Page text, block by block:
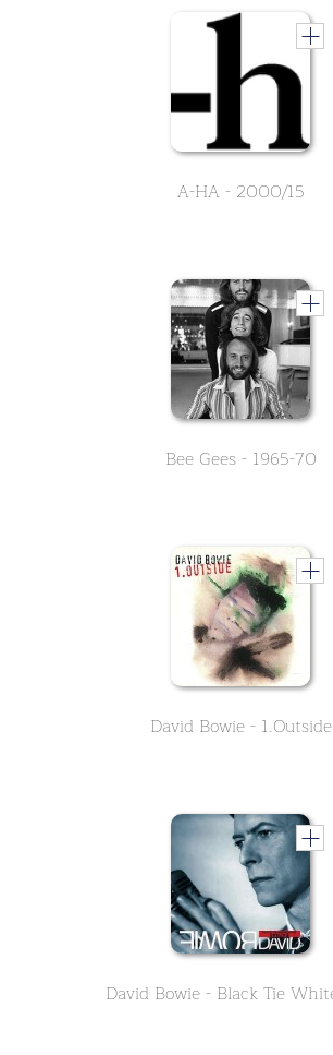
A-HA - 2000/15
Bee Gees - 1965-70
David Bowie - 1.Outside